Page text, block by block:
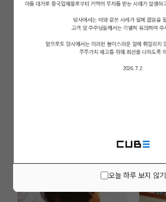
오늘 하루 보지 않기